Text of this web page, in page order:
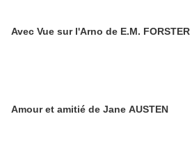
Avec Vue sur l'Arno de E.M. FORSTER
Amour et amitié de Jane AUSTEN